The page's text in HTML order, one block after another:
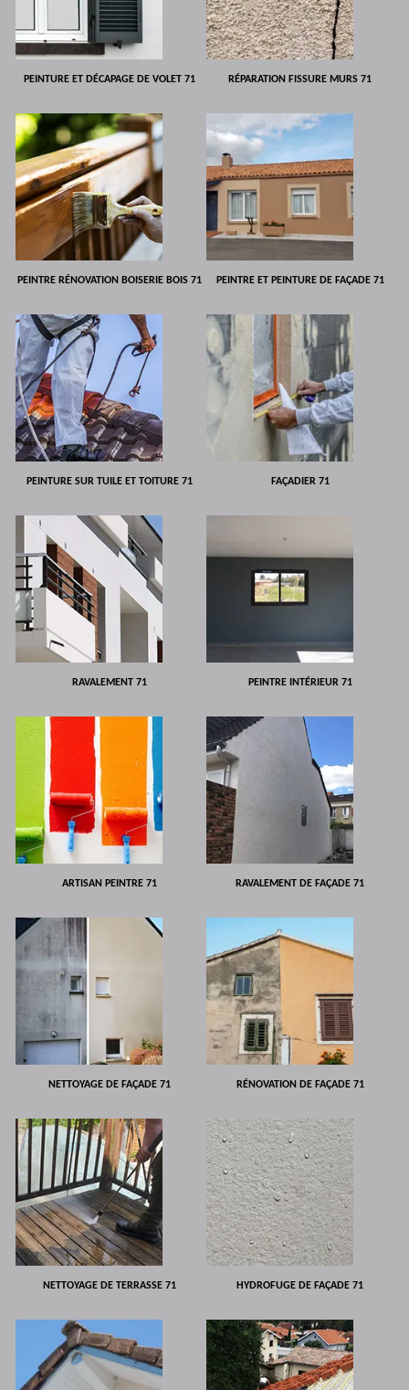
PEINTURE ET DÉCAPAGE DE VOLET 71 RÉPARATION FISSURE MURS 71
PEINTRE RÉNOVATION BOISERIE BOIS 71 PEINTRE ET PEINTURE DE FAÇADE 71
PEINTURE SUR TUILE ET TOITURE 71 FAÇADIER 71
RAVALEMENT 71 PEINTRE INTÉRIEUR 71
ARTISAN PEINTRE 71 RAVALEMENT DE FAÇADE 71
NETTOYAGE DE FAÇADE 71 RÉNOVATION DE FAÇADE 71
NETTOYAGE DE TERRASSE 71 HYDROFUGE DE FAÇADE 71